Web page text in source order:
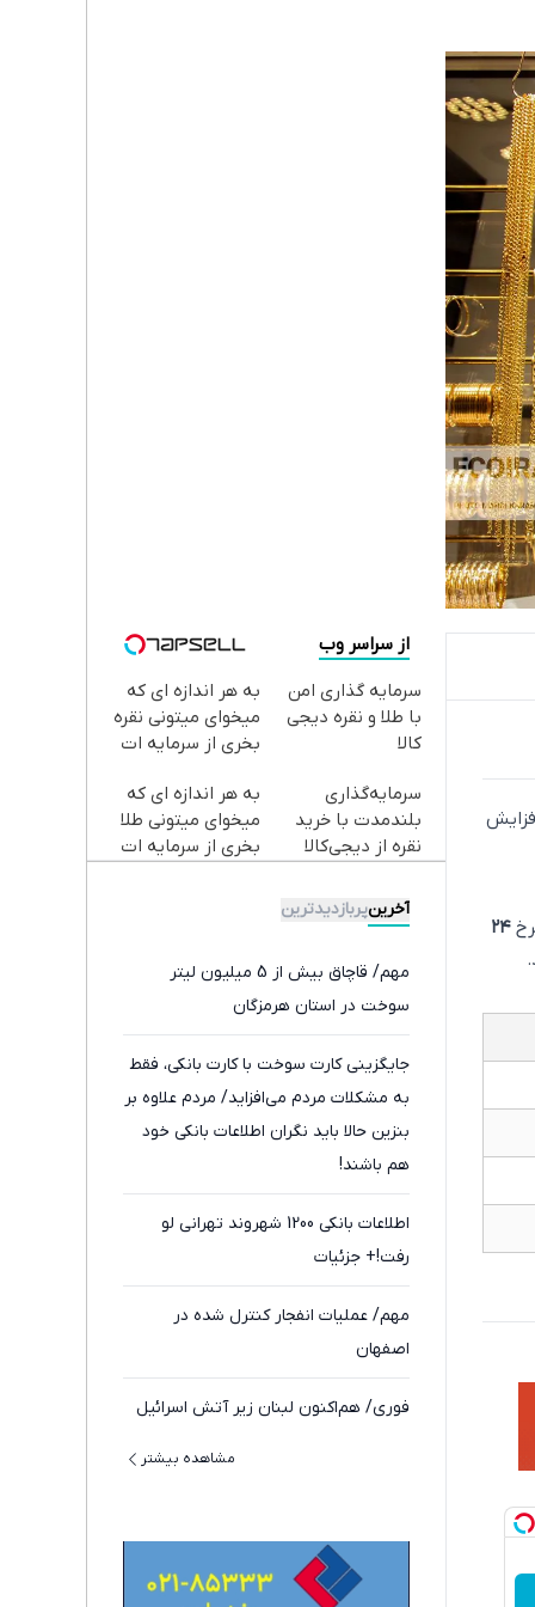
۲۴
از سراسر وب
سرمایه گذاری امن
با طلا و نقره دیجی
کالا
به هر اندازه ای که
میخوای میتونی نقره
بخری از سرمایه ات
سرمایه‌گذاری
بلندمدت با خرید
نقره از دیجی‌کالا
به هر اندازه ای که
میخوای میتونی طلا
بخری از سرمایه ات
آخرینپربازدیدترین
مهم/ قاچاق بیش از 5 میلیون لیتر
سوخت در استان هرمزگان
جایگزینی کارت سوخت با کارت بانکی، فقط
به مشکلات مردم می‌افزاید/ مردم علاوه بر
بنزین حالا باید نگران اطلاعات بانکی خود
هم باشند!
اطلاعات بانکی 1200 شهروند تهرانی لو
رفت!+ جزئیات
مهم/ عملیات انفجار کنترل شده در
اصفهان
فوری/ هم‌اکنون لبنان زیر آتش اسرائیل
مشاهده بیشتر